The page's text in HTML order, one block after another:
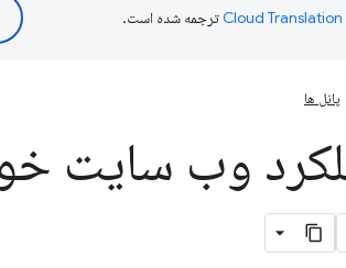
ترجمه شده است.
پانل ها
وب سایت